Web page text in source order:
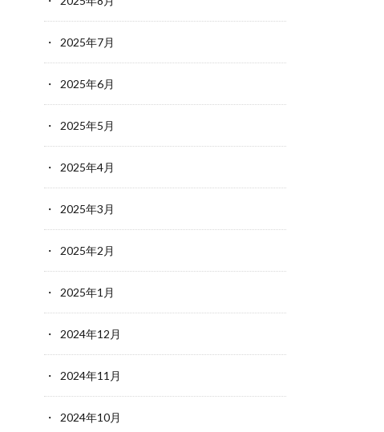
2025年7月
2025年6月
2025年5月
2025年4月
2025年3月
2025年2月
2025年1月
2024年12月
2024年11月
2024年10月